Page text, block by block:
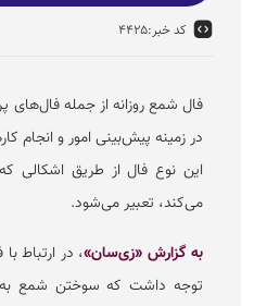
کد خبر:۴۴۲۵
فال شمع روزانه از جمله فال‌های
در زمینه پیش‌بینی امور و انجام
این نوع فال از طریق
می‌کند، تعبیر می‌شود.
به گزارش «زی‌سان»، در ارتباط
توجه داشت که سوختن شمع به